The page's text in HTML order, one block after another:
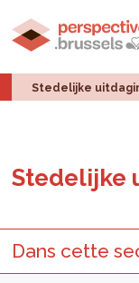
Stedelijke
Ste­de­lij­ke
Dans cette